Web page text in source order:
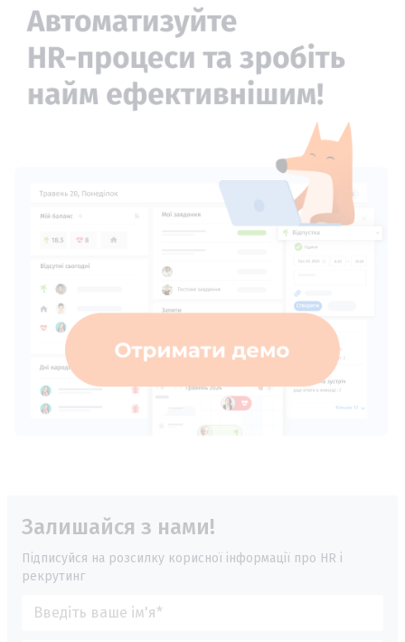
Залишайся з нами!
Підписуйся на розсилку корисної інформації про HR і
рекрутинг